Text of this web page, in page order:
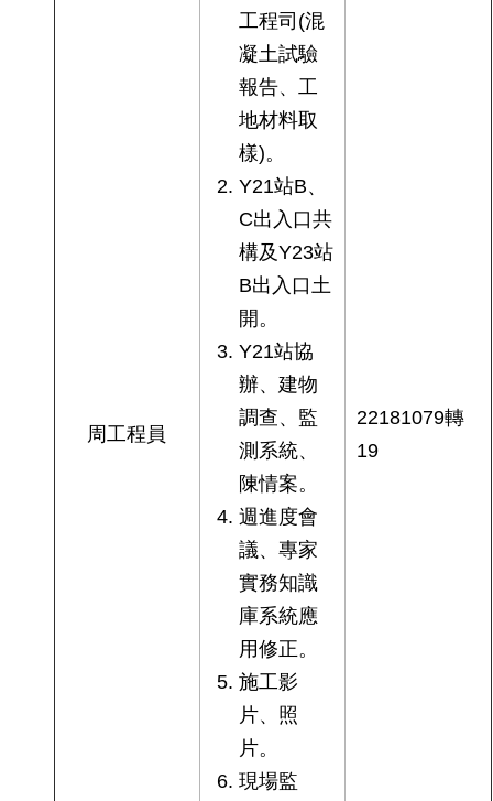
周工程員
工程司(混
凝土試驗
報告、工
地材料取
樣)。
Y21站B、
C出入口共
構及Y23站
B出入口土
開。
Y21站協
辦、建物
調查、監
測系統、
陳情案。
週進度會
議、專家
實務知識
庫系統應
用修正。
施工影
片、照
片。
現場監
22181079轉
19